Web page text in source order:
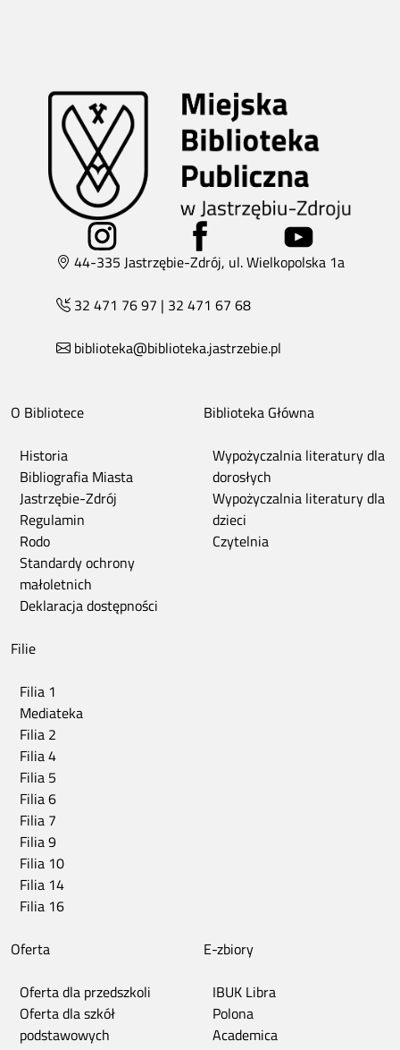
44-335 Jastrzębie-Zdrój, ul. Wielkopolska 1a
32 471 76 97 | 32 471 67 68
biblioteka@biblioteka.jastrzebie.pl
O Bibliotece
Historia
Bibliografia Miasta
Jastrzębie-Zdrój
Regulamin
Rodo
Standardy ochrony
małoletnich
Deklaracja dostępności
Biblioteka Główna
Wypożyczalnia literatury dla
dorosłych
Wypożyczalnia literatury dla
dzieci
Czytelnia
Filie
Filia 1
Mediateka
Filia 2
Filia 4
Filia 5
Filia 6
Filia 7
Filia 9
Filia 10
Filia 14
Filia 16
Oferta
Oferta dla przedszkoli
Oferta dla szkół
podstawowych
E-zbiory
IBUK Libra
Polona
Academica